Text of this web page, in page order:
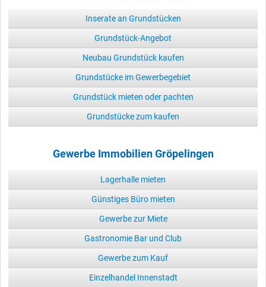
Inserate an Grundstücken
Grundstück-Angebot
Neubau Grundstück kaufen
Grundstücke im Gewerbegebiet
Grundstück mieten oder pachten
Grundstücke zum kaufen
Gewerbe Immobilien Gröpelingen
Lagerhalle mieten
Günstiges Büro mieten
Gewerbe zur Miete
Gastronomie Bar und Club
Gewerbe zum Kauf
Einzelhandel Innenstadt